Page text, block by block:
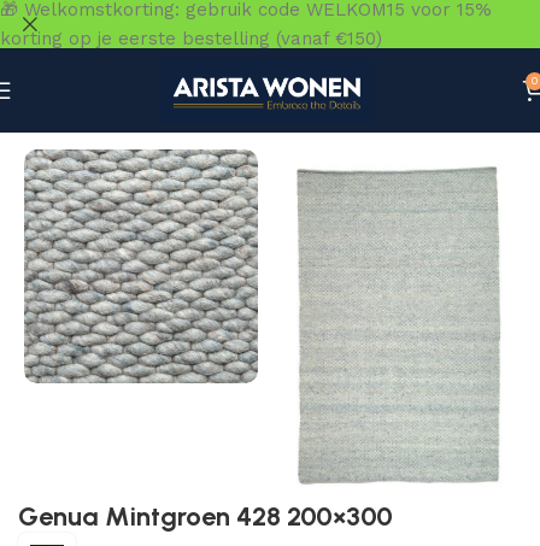
0
Genua Mintgroen 428 200×300
🎁 Welkomstkorting: gebruik code WELKOM15 voor 15%
korting op je eerste bestelling (vanaf €150)